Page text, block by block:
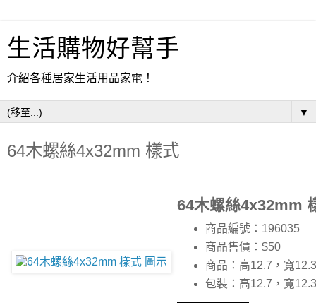
生活購物好幫手
介紹各種居家生活用品家電！
▼
64木螺絲4x32mm 樣式
64木螺絲4x32mm
商品編號：196035
商品售價：$50
商品：高12.7，寬
包裝：高12.7，寬